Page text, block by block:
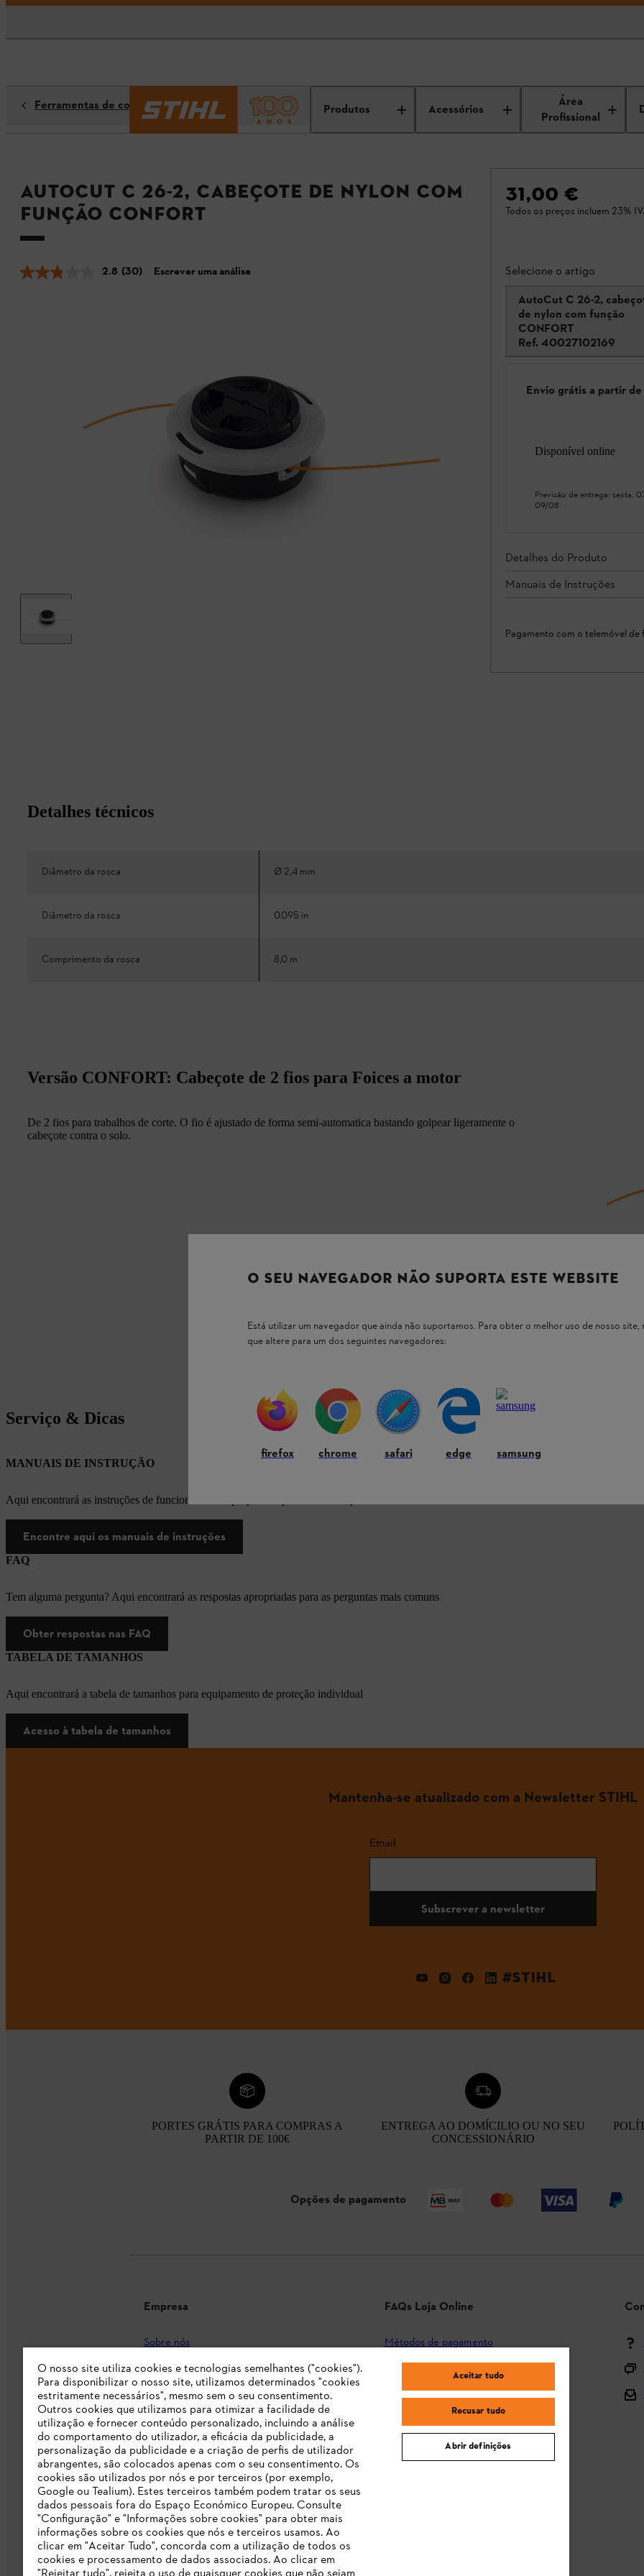
Produtos Acessórios
Área
Profissional
Ferramentas de corte
AutoCut C 26-2, cabeçote de nylon com
função CONFORT
2.8 (30) Escrever uma análise
31,00 €
Todos os preços incluem 23%
Selecione o artigo
AutoCut C 26-2,
de nylon com função
CONFORT
Ref. 40027102169
Envio grátis a partir
Disponível online
Previsão de entrega: sexta,
09/08
Detalhes do Produto
Manuais de Instruções
Pagamento com o telemóvel de
Detalhes técnicos
Diâmetro da rosca Ø 2,4 mm
Diâmetro da rosca 0.095 in
Comprimento da rosca 8,0 m
Versão CONFORT: Cabeçote de 2 fios para Foices a motor
De 2 fios para trabalhos de corte. O fio é ajustado de forma semi-automatica bastando golpear ligeramente o
cabeçote contra o solo.
Serviço & Dicas
MANUAIS DE INSTRUÇÃO
Aqui encontrará as instruções de funcionamento apropriadas para os nossos produtos STIHL
Encontre aqui os manuais de instruções
FAQ
Tem alguma pergunta? Aqui encontrará as respostas apropriadas para as perguntas mais comuns
Obter respostas nas FAQ
TABELA DE TAMANHOS
Aqui encontrará a tabela de tamanhos para equipamento de proteção individual
Acesso à tabela de tamanhos
Mantenha-se atualizado com a Newsletter STIHL
Email
Subscrever a newsletter
#STIHL
PORTES GRÁTIS PARA COMPRAS A
PARTIR DE 100€
ENTREGA AO DOMÍCILIO OU NO SEU
CONCESSIONÁRIO
Opções de pagamento
Empresa
Sobre nós
Imprensa
Carreira
Responsabilidade
Linha Integridade STIHL
Informação para fornecedores
Livro de Reclamações
Declaração de acessibilidade
FAQs Loja Online
Métodos de pagamento
Envio e entrega
Devolução
STIHL Orange Deals
O SEU NAVEGADOR NÃO SUPORTA ESTE WEBSITE
Está utilizar um navegador que ainda não suportamos. Para obter o melhor uso de nosso site,
que altere para um dos seguintes navegadores:
firefox chrome safari edge samsung
O nosso site utiliza cookies e tecnologias semelhantes ("cookies").
Para disponibilizar o nosso site, utilizamos determinados "cookies
estritamente necessários", mesmo sem o seu consentimento.
Outros cookies que utilizamos para otimizar a facilidade de
utilização e fornecer conteúdo personalizado, incluindo a análise
do comportamento do utilizador, a eficácia da publicidade, a
personalização da publicidade e a criação de perfis de utilizador
abrangentes, são colocados apenas com o seu consentimento. Os
cookies são utilizados por nós e por terceiros (por exemplo,
Google ou Tealium). Estes terceiros também podem tratar os seus
dados pessoais fora do Espaço Económico Europeu. Consulte
"Configuração" e "Informações sobre cookies" para obter mais
informações sobre os cookies que nós e terceiros usamos. Ao
clicar em "Aceitar Tudo", concorda com a utilização de todos os
cookies e processamento de dados associados. Ao clicar em
Aceitar tudo
Recusar tudo
Abrir definições